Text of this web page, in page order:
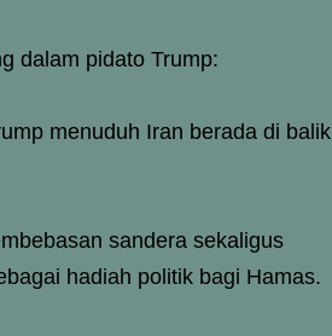
dalam pidato Trump:
menuduh Iran berada di balik
sandera sekaligus
hadiah politik bagi Hamas.